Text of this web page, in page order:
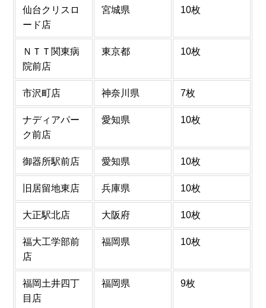
仙台クリスロ
ード店
宮城県 10枚
ＮＴＴ関東病
院前店
東京都 10枚
市沢町店 神奈川県 7枚
ナディアパー
ク前店
愛知県 10枚
御器所駅前店 愛知県 10枚
旧居留地東店 兵庫県 10枚
大正駅北店 大阪府 10枚
福大工学部前
店
福岡県 10枚
福岡土井四丁
目店
福岡県 9枚